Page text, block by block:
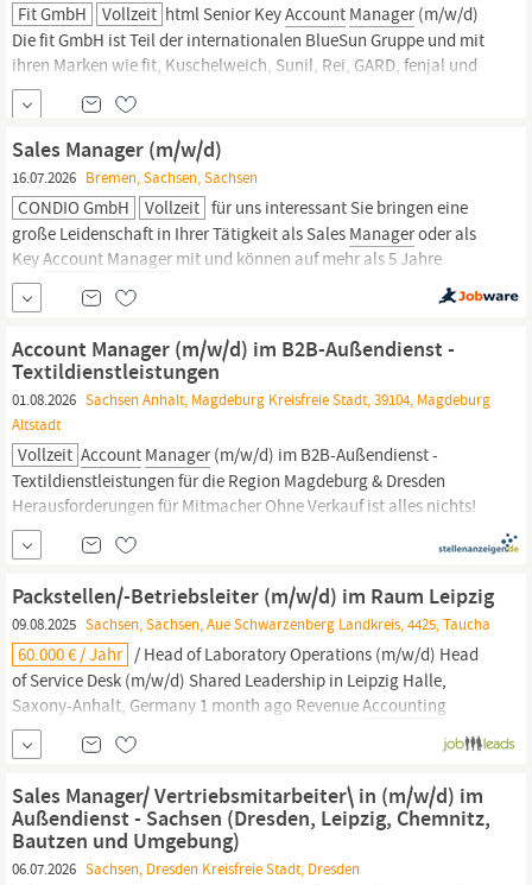
Fit GmbH Vollzeit html Senior KeyAccount Manager(m/w/d)
Die fit GmbH ist Teil der internationalen BlueSun Gruppe und mit
ihren Marken wie fit, Kuschelweich, Sunil, Rei, GARD, fenjal und
MUM in mehr als 40 Ländern erfolgreich. Unsere Produkte aus den
Bereichen Kosmetik sowie Wasch-, Putz- und Reinigungsmittel
finden sich in jedem dritten deutschen...
Sales Manager (m/w/d)
16.07.2026 Bremen, Sachsen, Sachsen
CONDIO GmbH Vollzeit für uns interessant Sie bringen eine
große Leidenschaft in Ihrer Tätigkeit als Sales Manageroder als
KeyAccount Manager mit und können auf mehr als 5 Jahre
Berufserfahrung zurückblicken Sie brennen für das Thema
Lebensmittel Fachkenntnisse im Hydrokolloid-Rohstoffbereich,
Zusatzstoffe wären großartig wir setzen...
Account Manager (m/w/d) im B2B-Außendienst -
Textildienstleistungen
01.08.2026 Sachsen Anhalt, Magdeburg Kreisfreie Stadt, 39104, Magdeburg
Altstadt
Vollzeit Account Manager(m/w/d) im B2B-Außendienst -
Textildienstleistungen für die Region Magdeburg & Dresden
Herausforderungen für Mitmacher Ohne Verkauf ist alles nichts!
Das wissen wir und das wissen Sie, wenn Sie sich auf den Weg zu
potenziellen Kunden und Interessenten machen, um
anspruchsvolle Neuprojekte bei Kleinkunden,...
Packstellen/-Betriebsleiter (m/w/d) im Raum Leipzig
09.08.2025 Sachsen, Sachsen, Aue Schwarzenberg Landkreis, 4425, Taucha
60.000 € / Jahr / Head of Laboratory Operations (m/w/d) Head
of Service Desk (m/w/d) Shared Leadership in Leipzig Halle,
Saxony-Anhalt, Germany 1 month ago RevenueAccounting
Manager
- Software Industry, IFRS 15, NetSuite We’re unlocking
community knowledge in a new way. Experts add insights
directly into each article, started with the help of AI. #J...
Sales Manager/ Vertriebsmitarbeiter\ in (m/w/d) im
Außendienst - Sachsen (Dresden, Leipzig, Chemnitz,
Bautzen und Umgebung)
06.07.2026 Sachsen, Dresden Kreisfreie Stadt, Dresden